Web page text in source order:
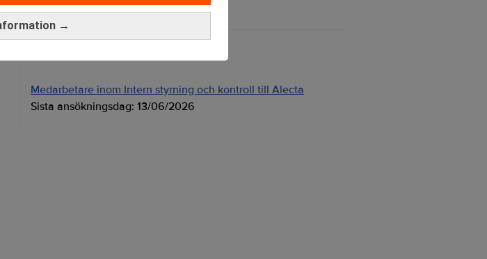
→
Medarbetare inom Intern styrning och kontroll till Alecta
Sista ansökningsdag: 13/06/2026